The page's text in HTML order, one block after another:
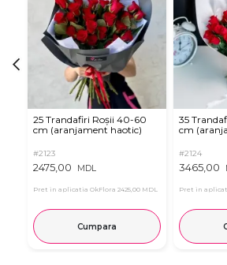
25 Trandafiri Roșii 40-60
cm (aranjament haotic)
#2123
2475,00 MDL
Pret in aplicatia OkFlora 2425,00 MDL
Cumpara
35
cm
#2124
3465,00
Pret in